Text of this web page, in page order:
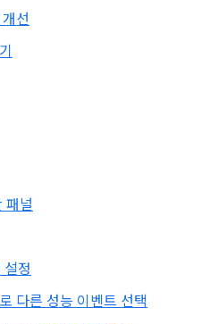
선
패널
정
다른 성능 이벤트 선택